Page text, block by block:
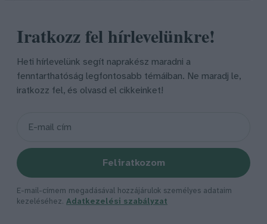
Iratkozz fel hírlevelünkre!
Heti hírlevelünk segít naprakész maradni a
fenntarthatóság legfontosabb témáiban. Ne maradj le,
iratkozz fel, és olvasd el cikkeinket!
Feliratkozom
E-mail-címem megadásával hozzájárulok személyes adataim
kezeléséhez. Adatkezelési szabályzat